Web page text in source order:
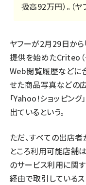
扱高92万円）。（ヤ
ヤフーが2月29日から
提供を始めたCriteo（
Web閲覧履歴などに
せた商品写真などの
「Yahoo!ショッピン
出ているという。
ただ、すべての出店
ところ利用可能店舗
のサービス利用に関
経由で取引している